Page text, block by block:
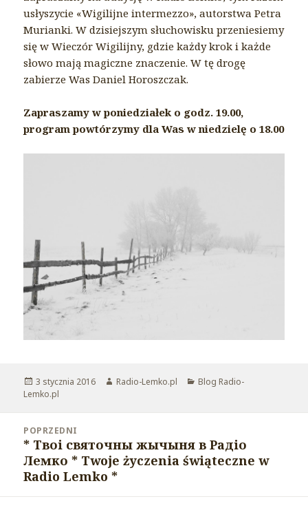
usłyszycie «Wigilijne intermezzo», autorstwa Petra
Murianki. W dzisiejszym słuchowisku przeniesiemy
się w Wieczór Wigilijny, gdzie każdy krok i każde
słowo mają magiczne znaczenie. W tę drogę
zabierze Was Daniel Horoszczak.
Zapraszamy w poniedziałek o godz. 19.00,
program powtórzymy dla Was w niedzielę o 18.00
Opublikowano
3 stycznia 2016 Autor
Radio-Lemko.pl Kategorie
Blog Radio-
Lemko.pl
wpisu
POPRZEDNI
Poprzedni
wpis:
* Твоi святочны жычыня в Радiо
Лемко * Twoje życzenia świąteczne w
Radio Lemko *